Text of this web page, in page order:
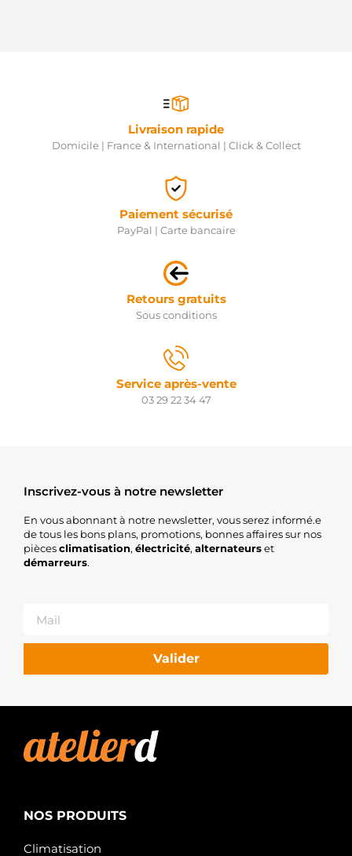
Livraison rapide
Domicile | France & International | Click & Collect
Paiement sécurisé
PayPal | Carte bancaire
Retours gratuits
Sous conditions
Service après-vente
03 29 22 34 47
Inscrivez-vous à notre newsletter
En vous abonnant à notre newsletter, vous serez informé.e
de tous les bons plans, promotions, bonnes affaires sur nos
piècesclimatisation, électricité, alternateurset
démarreurs.
Valider
NOS PRODUITS
Climatisation